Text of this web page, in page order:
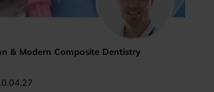
& Modern Composite Dentistry